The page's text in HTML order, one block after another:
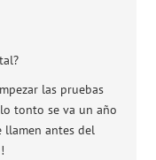
las pruebas
tonto se va un año
llamen antes del